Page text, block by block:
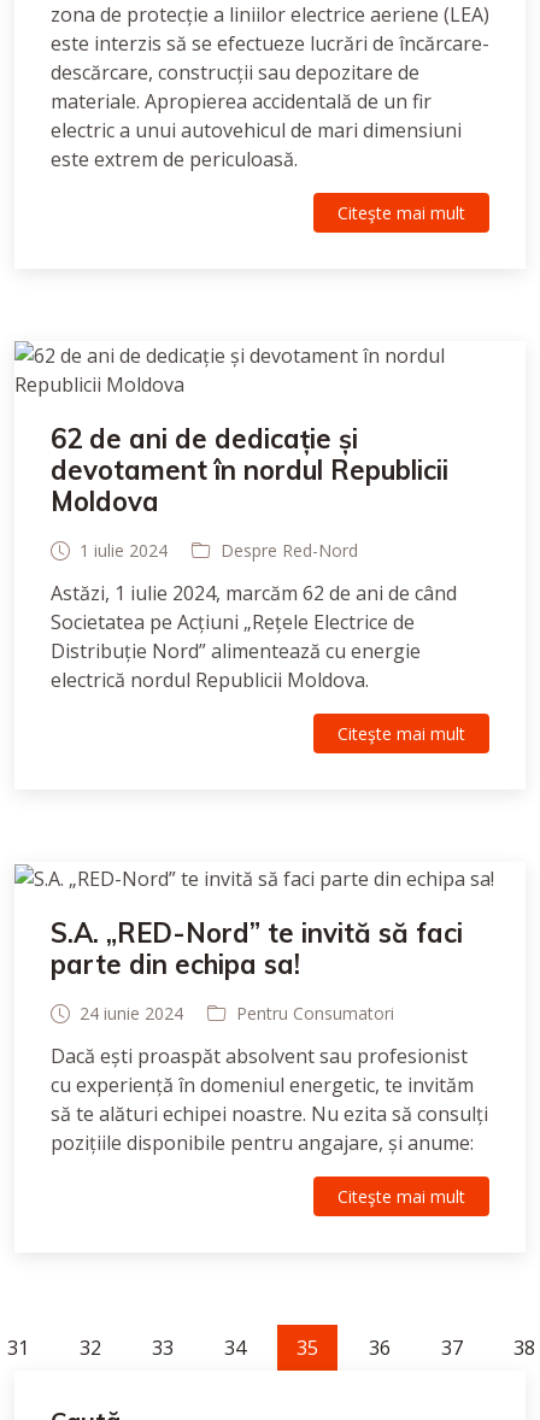
zona de protecție a liniilor electrice aeriene (LEA)
este interzis să se efectueze lucrări de încărcare-
descărcare, construcții sau depozitare de
materiale. Apropierea accidentală de un fir
electric a unui autovehicul de mari dimensiuni
este extrem de periculoasă.
Citeşte mai mult
62 de ani de dedicație și
devotament în nordul Republicii
Moldova
1 iulie 2024 Despre Red-Nord
Astăzi, 1 iulie 2024, marcăm 62 de ani de când
Societatea pe Acțiuni „Rețele Electrice de
Distribuție Nord” alimentează cu energie
electrică nordul Republicii Moldova.
Citeşte mai mult
S.A. „RED-Nord” te invită să faci
parte din echipa sa!
24 iunie 2024 Pentru Consumatori
Dacă ești proaspăt absolvent sau profesionist
cu experiență în domeniul energetic, te invităm
să te alături echipei noastre. Nu ezita să consulți
pozițiile disponibile pentru angajare, și anume:
Citeşte mai mult
31 32 33 34 35 36 37 38